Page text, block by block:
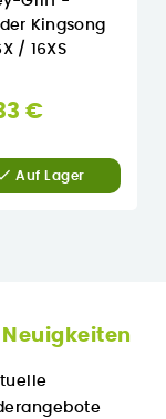
Kingsong
/ 16XS
€
Auf Lager
Neuigkeiten